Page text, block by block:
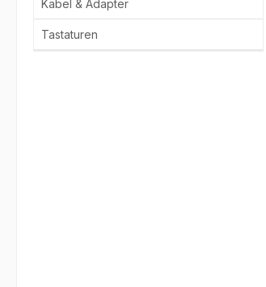
Kabel & Adapter
Tastaturen